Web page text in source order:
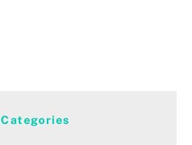
Categories